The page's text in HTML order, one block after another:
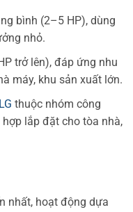
bình (2–5 HP), dùng
nhỏ.
trở lên), đáp ứng nhu
máy, khu sản xuất lớn.
thuộc nhóm công
lắp đặt cho tòa nhà,
nhất, hoạt động dựa